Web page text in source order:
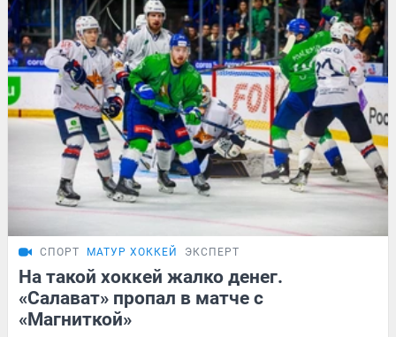
СПОРТ МАТУР ХОККЕЙ ЭКСПЕРТ
На такой хоккей жалко денег.
«Салават» пропал в матче с
«Магниткой»